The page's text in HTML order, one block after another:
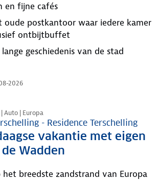
en fijne cafés
postkantoor waar iedere kamer
ontbijtbuffet
geschiedenis van de stad
2026
Auto | Europa
- Residence Terschelling
vakantie met eigen
Wadden
breedste zandstrand van Europa